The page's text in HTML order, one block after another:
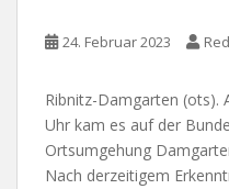
24. Februar 2023
Ribnitz-Damgarten (ots).
Uhr kam es auf der
Ortsumgehung
Nach derzeitigem